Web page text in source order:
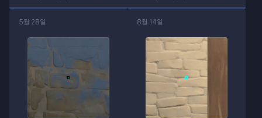
5월 28일 8월 14일